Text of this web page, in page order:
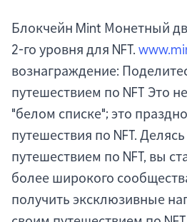
Блокчейн Mint Монетный
2-го уровня для NFT.
вознаграждение:
путешествием по NFT Это
"белом списке"; это
путешествия по NFT.
путешествием по NFT, вы
более широкого
получить эксклюзивные